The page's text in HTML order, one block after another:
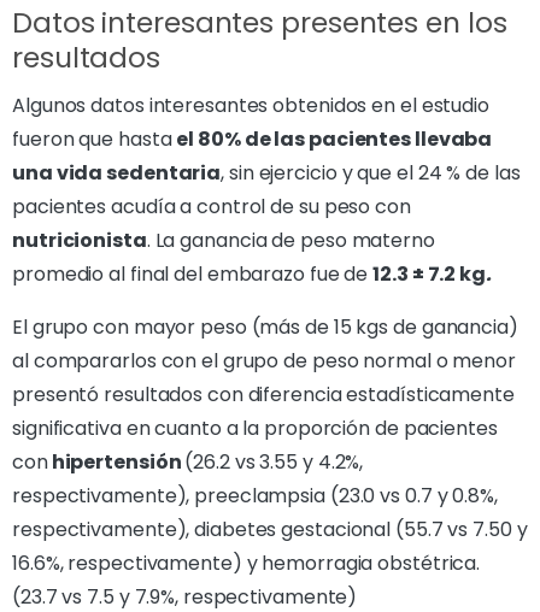
Datos interesantes presentes en los
resultados
Algunos datos interesantes obtenidos en el estudio
fueron que hastael 80% de las pacientes llevaba
una vida sedentaria, sin ejercicio y que el 24 % de las
pacientes acudía a control de su peso con
nutricionista. La ganancia de peso materno
promedio al final del embarazo fue de12.3 ± 7.2 kg.
El grupo con mayor peso (más de 15 kgs de ganancia)
al compararlos con el grupo de peso normal o menor
presentó resultados con diferencia estadísticamente
significativa en cuanto a la proporción de pacientes
conhipertensión(26.2 vs 3.55 y 4.2%,
respectivamente), preeclampsia (23.0 vs 0.7 y 0.8%,
respectivamente), diabetes gestacional (55.7 vs 7.50 y
16.6%, respectivamente) y hemorragia obstétrica.
(23.7 vs 7.5 y 7.9%, respectivamente)